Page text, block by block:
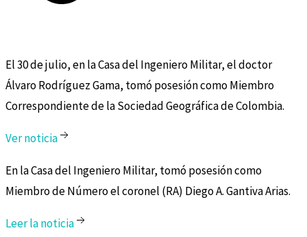
El 30 de julio, en la Casa del Ingeniero Militar, el doctor
Álvaro Rodríguez Gama, tomó posesión como Miembro
Correspondiente de la Sociedad Geográfica de Colombia.
Ver noticia
En la Casa del Ingeniero Militar, tomó posesión como
Miembro de Número el coronel (RA) Diego A. Gantiva Arias.
Leer la noticia